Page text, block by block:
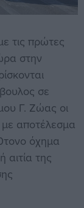
τις πρώτες
στην
σε
Γ. Ζώας οι
με αποτέλεσμα
όχημα
αιτία της